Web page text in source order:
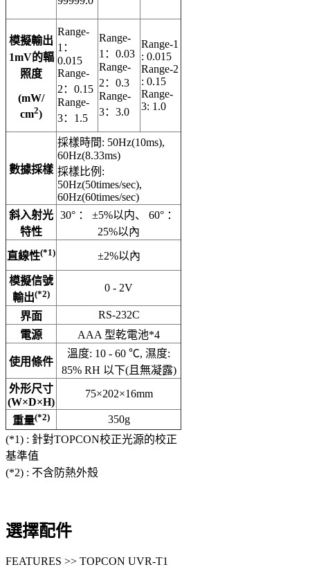
模擬輸出
1mV的輻
照度
(mW/
cm2)
Range-
1：
0.015
Range-
2：0.15
Range-
3：1.5
Range-
1：0.03
Range-
2：0.3
Range-
3：3.0
Range-1
: 0.015
Range-2
: 0.15
Range-
3: 1.0
數據採樣
採樣時間: 50Hz(10ms),
60Hz(8.33ms)
採樣比例:
50Hz(50times/sec),
60Hz(60times/sec)
斜入射光
特性
30° ： ±5%以内、 60° ：
25%以內
直線性(*1) ±2%以內
模擬信號
輸出(*2)
0 - 2V
界面
RS-232C
電源
AAA 型乾電池*4
使用條件
溫度: 10 - 60 ℃, 濕度:
85% RH 以下(且無凝露)
外形尺寸
(W×D×H)
75×202×16mm
重量(*2)
350g
(*1) : 針對TOPCON校正光源的校正
基準值
(*2) : 不含防熱外殼
選擇配件
FEATURES >> TOPCON UVR-T1